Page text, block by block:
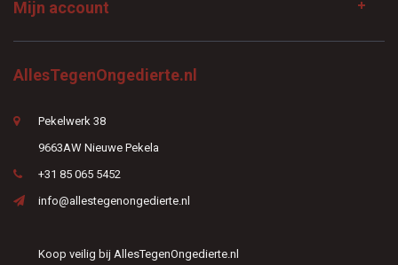
Mijn account
AllesTegenOngedierte.nl
Pekelwerk 38
9663AW Nieuwe Pekela
+31 85 065 5452
info@allestegenongedierte.nl
Koop veilig bij AllesTegenOngedierte.nl